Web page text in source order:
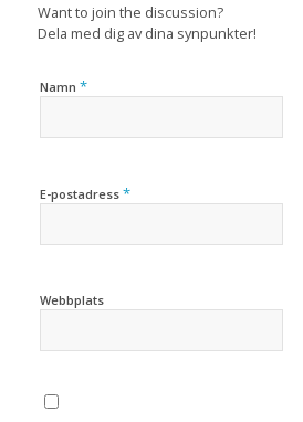
Want to join the discussion?
Dela med dig av dina synpunkter!
Namn *
E-postadress *
Webbplats